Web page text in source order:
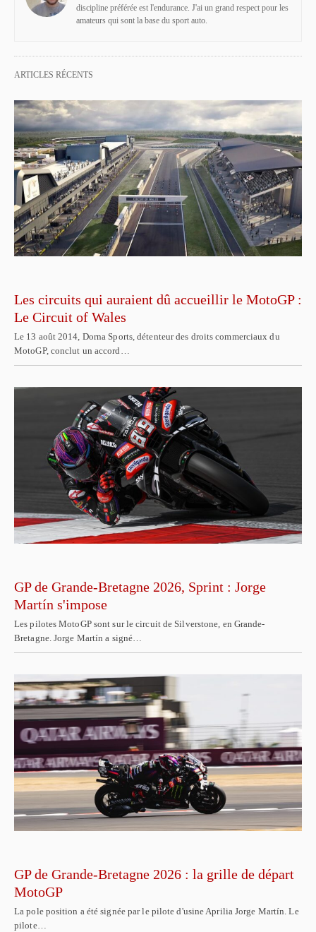
discipline préférée est l'endurance. J'ai un grand respect pour les
amateurs qui sont la base du sport auto.
ARTICLES RÉCENTS
Les circuits qui auraient dû accueillir le MotoGP :
Le Circuit of Wales
Le 13 août 2014, Dorna Sports, détenteur des droits commerciaux du
MotoGP, conclut un accord…
GP de Grande-Bretagne 2026, Sprint : Jorge
Martín s'impose
Les pilotes MotoGP sont sur le circuit de Silverstone, en Grande-
Bretagne. Jorge Martín a signé…
GP de Grande-Bretagne 2026 : la grille de départ
MotoGP
La pole position a été signée par le pilote d'usine Aprilia Jorge Martín. Le
pilote…